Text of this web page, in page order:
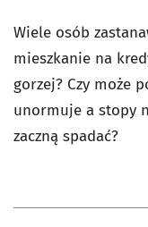
Wiele osób
mieszkanie na
gorzej? Czy może
unormuje a stopy
zaczną spadać?